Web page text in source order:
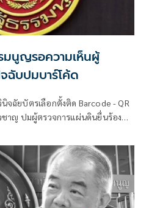
มนูญรอความเห็นผู้
ฉับปมบาร์โค้ด
จฉัยบัตรเลือกตั้งติด Barcode - QR
าญ ปมผู้ตรวจการแผ่นดินยื่นร้องส่อ